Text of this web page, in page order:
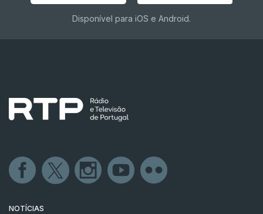
Disponível para iOS e Android.
NOTÍCIAS